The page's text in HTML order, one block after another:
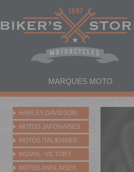
MARQUES MOTO
HARLEY-DAVIDSON
MOTOS JAPONAISES
MOTOS ITALIENNES
INDIAN - VICTORY
MOTOS ANGLAISES